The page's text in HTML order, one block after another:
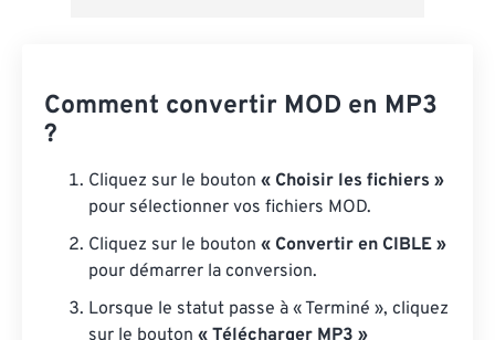
Comment convertir MOD en MP3
?
Cliquez sur le bouton « Choisir les fichiers »
pour sélectionner vos fichiers MOD.
Cliquez sur le bouton « Convertir en CIBLE »
pour démarrer la conversion.
Lorsque le statut passe à « Terminé », cliquez
sur le bouton « Télécharger MP3 »